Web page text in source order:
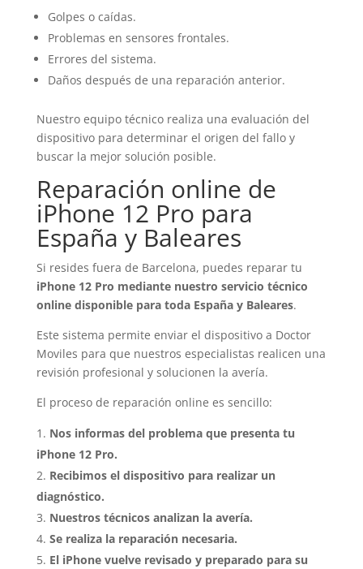
Golpes o caídas.
Problemas en sensores frontales.
Errores del sistema.
Daños después de una reparación anterior.
Nuestro equipo técnico realiza una evaluación del
dispositivo para determinar el origen del fallo y
buscar la mejor solución posible.
Reparación online de
iPhone 12 Pro para
España y Baleares
Si resides fuera de Barcelona, puedes reparar tu
iPhone 12 Pro mediante nuestro servicio técnico
online disponible para toda España y Baleares.
Este sistema permite enviar el dispositivo a Doctor
Moviles para que nuestros especialistas realicen una
revisión profesional y solucionen la avería.
El proceso de reparación online es sencillo:
Nos informas del problema que presenta tu
iPhone 12 Pro.
Recibimos el dispositivo para realizar un
diagnóstico.
Nuestros técnicos analizan la avería.
Se realiza la reparación necesaria.
El iPhone vuelve revisado y preparado para su